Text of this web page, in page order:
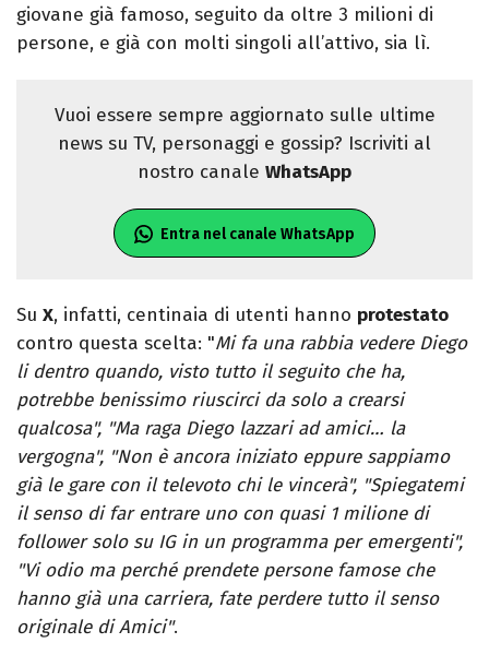
giovane già famoso, seguito da oltre 3 milioni di
persone, e già con molti singoli all’attivo, sia lì.
Vuoi essere sempre aggiornato sulle ultime
news su TV, personaggi e gossip? Iscriviti al
nostro canale WhatsApp
Entra nel canale WhatsApp
Su X, infatti, centinaia di utenti hanno protestato
contro questa scelta: "Mi fa una rabbia vedere Diego
li dentro quando, visto tutto il seguito che ha,
potrebbe benissimo riuscirci da solo a crearsi
qualcosa", "Ma raga Diego lazzari ad amici… la
vergogna", "Non è ancora iniziato eppure sappiamo
già le gare con il televoto chi le vincerà", "Spiegatemi
il senso di far entrare uno con quasi 1 milione di
follower solo su IG in un programma per emergenti",
"Vi odio ma perché prendete persone famose che
hanno già una carriera, fate perdere tutto il senso
originale di Amici".